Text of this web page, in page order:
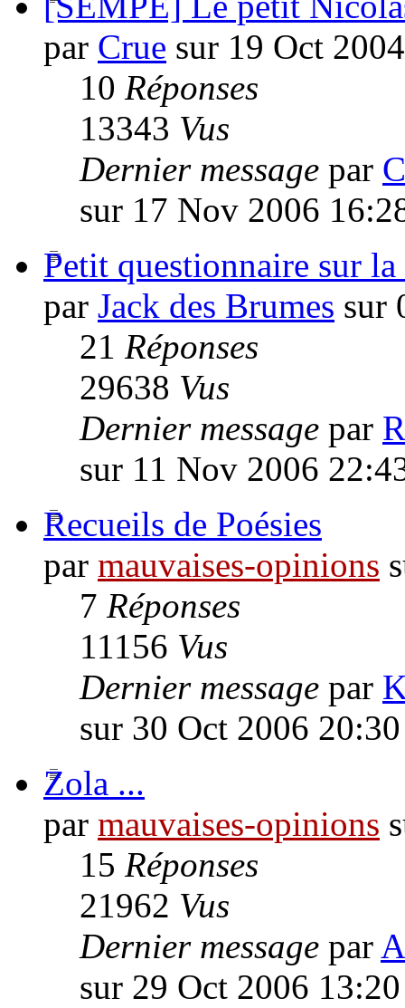
par Crue sur 19 Oct
10 Réponses
13343 Vus
Dernier message par
sur 17 Nov 2006
Petit questionnaire sur
par Jack des Brumes sur
21 Réponses
29638 Vus
Dernier message par
sur 11 Nov 2006
Recueils de Poésies
par mauvaises-opinions
7 Réponses
11156 Vus
Dernier message par
sur 30 Oct 2006 20:30
Zola ...
par mauvaises-opinions
15 Réponses
21962 Vus
Dernier message par
sur 29 Oct 2006 13:20